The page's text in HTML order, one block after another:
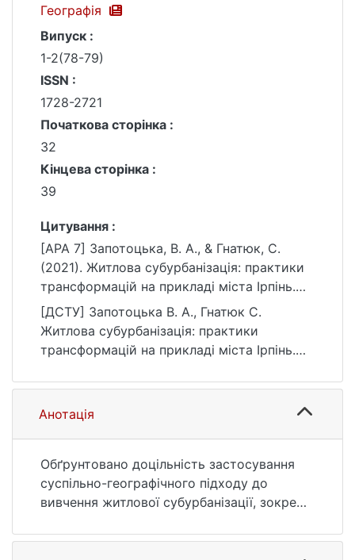
Географія
Випуск :
1-2(78-79)
ISSN :
1728-2721
Початкова сторінка :
32
Кінцева сторінка :
39
Цитування :
[APA 7] Запотоцька, В. А., & Гнатюк, С.
(2021). Житлова субурбанізація: практики
трансформацій на прикладі міста Ірпінь.
Вісник Київського національного
університету імені Тараса Шевченка, серія
Географія, (1-2(78-79)), 32–39.
https://doi.org/10.17721/1728-2721.2021.78-
79.5
[ДСТУ] Запотоцька В. А., Гнатюк С.
Житлова субурбанізація: практики
трансформацій на прикладі міста Ірпінь.
університету імені Тараса Шевченка, серія
Географія. 2021. № 1-2(78-79). С. 32—39.
DOI: 10.17721/1728-2721.2021.78-79.5 (дата
Анотація
Обґрунтовано доцільність застосування
суспільно-географічного підходу до
вивчення житлової субурбанізації, зокрема
забудови на прикладі міста Ірпінь.